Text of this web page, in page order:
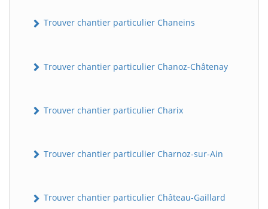
Trouver chantier particulier Chaneins
Trouver chantier particulier Chanoz-Châtenay
Trouver chantier particulier Charix
Trouver chantier particulier Charnoz-sur-Ain
Trouver chantier particulier Château-Gaillard